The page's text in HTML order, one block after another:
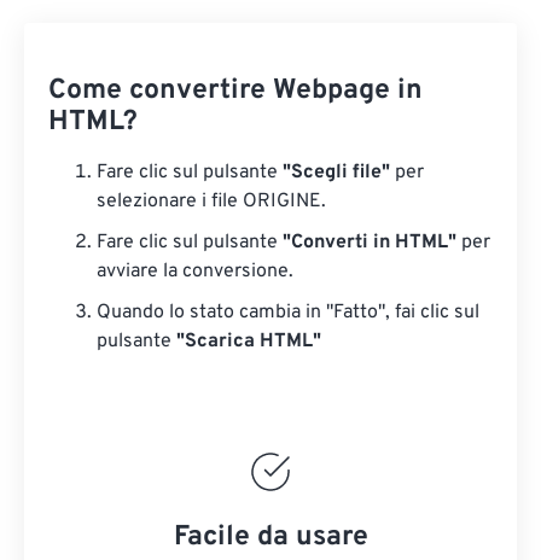
Come convertire Webpage in
HTML?
Fare clic sul pulsante "Scegli file" per
selezionare i file ORIGINE.
Fare clic sul pulsante "Converti in HTML" per
avviare la conversione.
Quando lo stato cambia in "Fatto", fai clic sul
pulsante "Scarica HTML"
Facile da usare